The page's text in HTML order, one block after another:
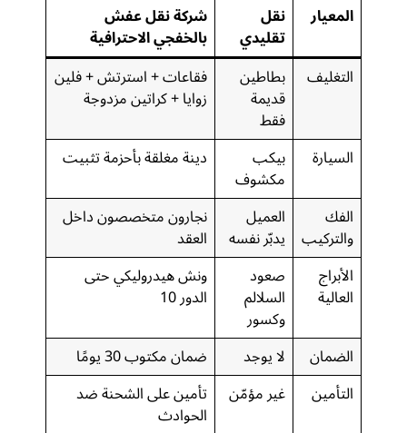
المعيار نقل
تقليدي
شركة نقل عفش
بالخفجي الاحترافية
التغليف
بطاطين
قديمة
فقط
فقاعات + استرتش + فلين
زوايا + كراتين مزدوجة
السيارة
بيكب
مكشوف
دينة مغلقة بأحزمة تثبيت
الفك
والتركيب
العميل
يدبّر نفسه
نجارون متخصصون داخل
العقد
الأبراج
العالية
صعود
السلالم
وكسور
ونش هيدروليكي حتى
الدور 10
الضمان
لا يوجد
ضمان مكتوب 30 يومًا
التأمين
غير مؤمّن تأمين على الشحنة ضد
الحوادث